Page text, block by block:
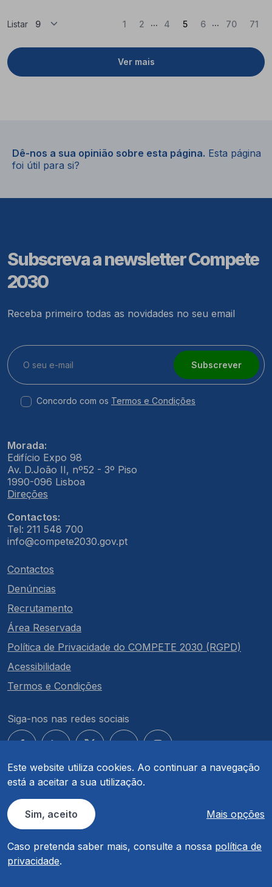
Este website utiliza cookies. Ao continuar a navegação
está a aceitar a sua utilização.
Sim, aceito Mais opções
Caso pretenda saber mais, consulte a nossa política de
privacidade.
Listar
Ver mais
1 2 ... 4 5(Atual)
6 ... 70 71
Dê-nos a sua opinião sobre esta página. Esta página
foi útil para si?
Subscreva a newsletter Compete
2030
Receba primeiro todas as novidades no seu email
Subscrever
Concordo com os Termos e Condições
Morada:
Edifício Expo 98
Av. D.João II, nº52 - 3º Piso
1990-096 Lisboa
Direções
Contactos:
Tel: 211 548 700
info@compete2030.gov.pt
Contactos
Denúncias
Recrutamento
Área Reservada
Política de Privacidade do COMPETE 2030 (RGPD)
Acessibilidade
Termos e Condições
Siga-nos nas redes sociais
© COMPETE 2030. Todos os direitos reservados.